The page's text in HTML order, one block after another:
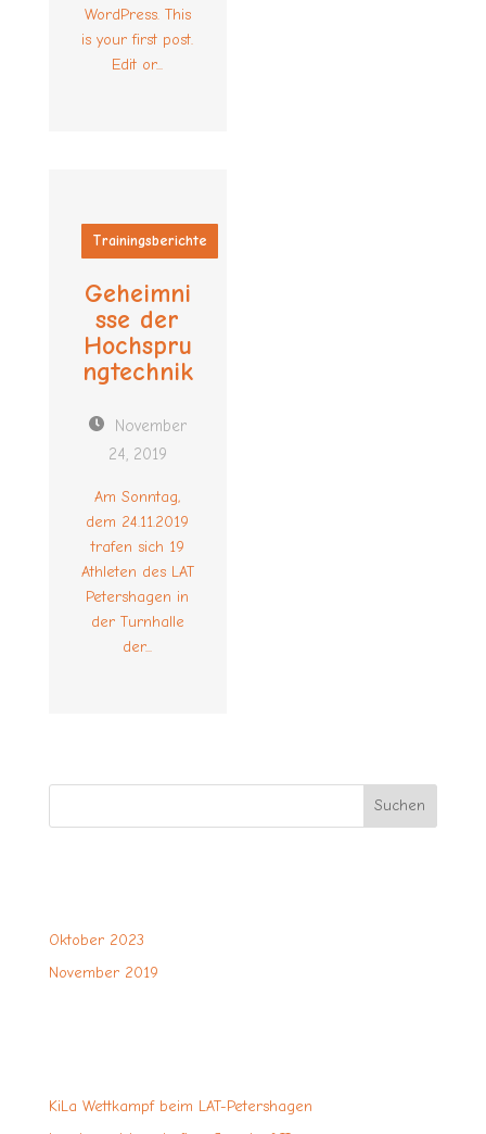
WordPress. This
is your first post.
Edit or...
Trainingsberichte
Geheimni
sse der
Hochspru
ngtechnik
November
24, 2019
Am Sonntag,
dem 24.11.2019
trafen sich 19
Athleten des LAT
Petershagen in
der Turnhalle
der...
Suchen
Oktober 2023
November 2019
KiLa Wettkampf beim LAT-Petershagen